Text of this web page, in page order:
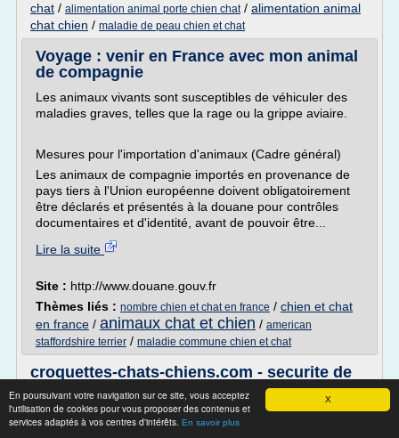
X
En poursuivant votre navigation sur ce site, vous acceptez
l'utilisation de cookies pour vous proposer des contenus et
services adaptés à vos centres d'intérêts. En savoir plus
chat / alimentation animal porte chien chat/ alimentation animal
chat chien / maladie de peau chien et chat
Voyage : venir en France avec mon animal
de compagnie
Les animaux vivants sont susceptibles de véhiculer des
maladies graves, telles que la rage ou la grippe aviaire.
Mesures pour l'importation d'animaux (Cadre général)
Les animaux de compagnie importés en provenance de
pays tiers à l'Union européenne doivent obligatoirement
être déclarés et présentés à la douane pour contrôles
documentaires et d'identité, avant de pouvoir être...
Lire la suite
Site : http://www.douane.gouv.fr
Thèmes liés : nombre chien et chat en france / chien et chat
en france / animaux chat et chien / american
staffordshire terrier / maladie commune chien et chat
croquettes-chats-chiens.com - securite de
la nourriture ...